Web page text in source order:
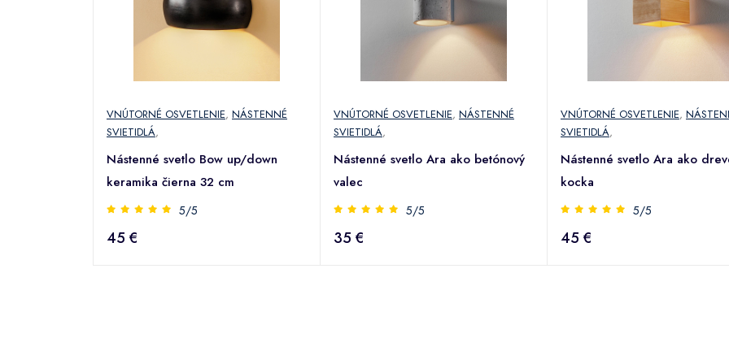
VNÚTORNÉ OSVETLENIE, NÁSTENNÉ
SVIETIDLÁ,
Nástenné svetlo Bow up/down
keramika čierna 32 cm
5/5
45 €
VNÚTORNÉ OSVETLENIE, NÁSTENNÉ
SVIETIDLÁ,
Nástenné svetlo Ara ako betónový
valec
5/5
35 €
VNÚTORNÉ OSVETLENIE,
SVIETIDLÁ,
Nástenné svetlo Ara ako
kocka
5/5
45 €